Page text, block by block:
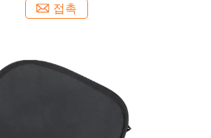
접촉